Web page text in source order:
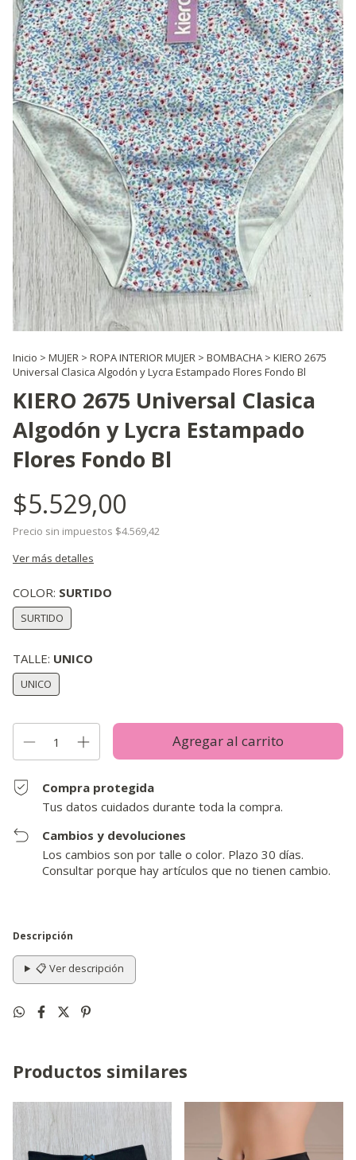
Inicio > MUJER > ROPA INTERIOR MUJER > BOMBACHA > KIERO 2675
Universal Clasica Algodón y Lycra Estampado Flores Fondo Bl
KIERO 2675 Universal Clasica
Algodón y Lycra Estampado
Flores Fondo Bl
$5.529,00
Precio sin impuestos $4.569,42
Ver más detalles
COLOR: SURTIDO
SURTIDO
TALLE: UNICO
UNICO
Compra protegida
Tus datos cuidados durante toda la compra.
Cambios y devoluciones
Los cambios son por talle o color. Plazo 30 días.
Consultar porque hay artículos que no tienen cambio.
Descripción
📋 Ver descripción
Productos similares